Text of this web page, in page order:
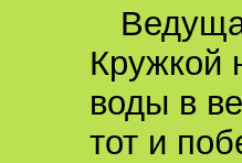
Кружкой
воды в
тот и